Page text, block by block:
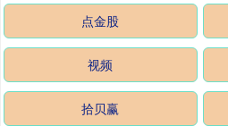
点金股
视频
拾贝赢